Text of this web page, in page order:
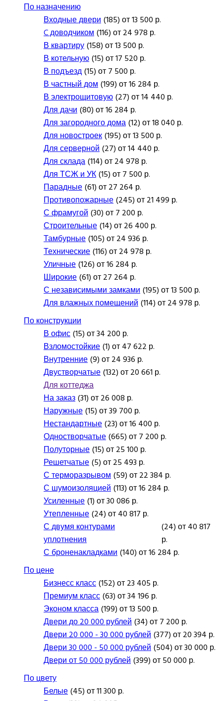
По назначению
Входные двери(185) от 13 500 р.
C доводчиком(116) от 24 978 р.
В квартиру(158) от 13 500 р.
В котельную(15) от 17 520 р.
В подъезд(15) от 7 500 р.
В частный дом(199) от 16 284 р.
В электрощитовую(27) от 14 440 р.
Для дачи(80) от 16 284 р.
Для загородного дома(12) от 18 040 р.
Для новостроек(195) от 13 500 р.
Для серверной(27) от 14 440 р.
Для склада(114) от 24 978 р.
Для ТСЖ и УК(15) от 7 500 р.
Парадные(61) от 27 264 р.
Противопожарные(245) от 21 499 р.
С фрамугой(30) от 7 200 р.
Строительные(14) от 26 400 р.
Тамбурные(105) от 24 936 р.
Технические(116) от 24 978 р.
Уличные(126) от 16 284 р.
Широкие(61) от 27 264 р.
С независимыми замками(195) от 13 500 р.
Для влажных помещений(114) от 24 978 р.
По конструкции
В офис(15) от 34 200 р.
Взломостойкие(1) от 47 622 р.
Внутренние(9) от 24 936 р.
Двустворчатые(132) от 20 661 р.
Для коттеджа
На заказ(31) от 26 008 р.
Наружные(15) от 39 700 р.
Нестандартные(23) от 16 400 р.
Одностворчатые(665) от 7 200 р.
Полуторные(15) от 25 100 р.
Решетчатые(5) от 25 493 р.
С терморазрывом(59) от 22 384 р.
С шумоизоляцией(113) от 16 284 р.
Усиленные(1) от 30 086 р.
Утепленные(24) от 40 817 р.
С двумя контурами
уплотнения
(24) от 40 817
р.
С броненакладками(140) от 16 284 р.
По цене
Бизнесс класс(152) от 23 405 р.
Премиум класс(63) от 34 196 р.
Эконом класса(199) от 13 500 р.
Двери до 20 000 рублей(34) от 7 200 р.
Двери 20 000 - 30 000 рублей(377) от 20 394 р.
Двери 30 000 - 50 000 рублей(504) от 30 000 р.
Двери от 50 000 рублей(399) от 50 000 р.
По цвету
Белые(45) от 11 300 р.